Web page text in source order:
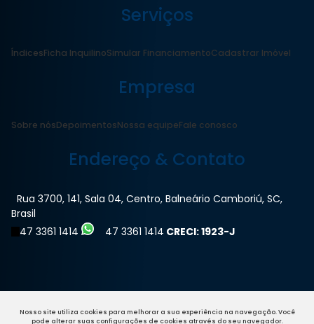
Nosso site utiliza cookies para melhorar a sua experiência na navegação.Você
pode alterar suas configurações de cookies através do seu navegador.
Serviços
ÍndicesFicha InquilinoSimular FinanciamentoCadastrar Imóvel
Empresa
Sobre nósDepoimentosNossa equipeFale conosco
Endereço & Contato
Rua 3700, 141, Sala 04, Centro, Balneário Camboriú, SC,
Brasil
47 3361 1414
47 3361 1414 CRECI: 1923-J